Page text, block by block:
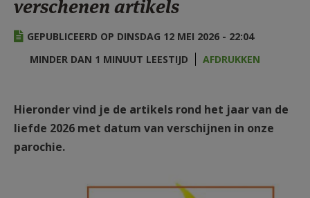
HULP
STARTPAGINA PORTAAL
MIJN PAROCHIE
verschenen artikels
GEPUBLICEERD OP DINSDAG 12 MEI 2026 - 22:04
MINDER DAN 1 MINUUT LEESTIJD
AFDRUKKEN
Hieronder vind je de artikels rond het jaar van de
liefde 2026 met datum van verschijnen in onze
parochie.
vlam van liefde en hoop.jpg